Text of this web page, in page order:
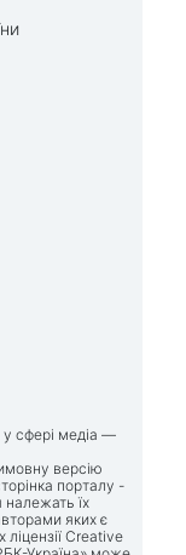
у сфері медіа —
версію
порталу -
належать їх
яких є
Creative